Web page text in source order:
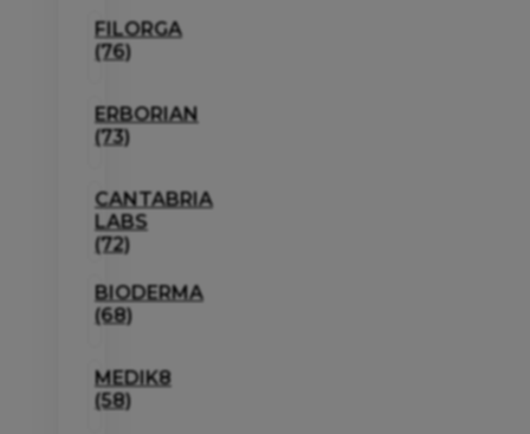
FILORGA
(76)
ERBORIAN
(73)
CANTABRIA
LABS
(72)
BIODERMA
(68)
MEDIK8
(58)